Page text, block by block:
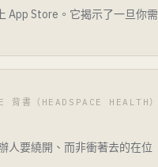
App Store。它揭示了一旦你需
書（HEADSPACE HEALTH）
人要繞開、而非衝著去的在位